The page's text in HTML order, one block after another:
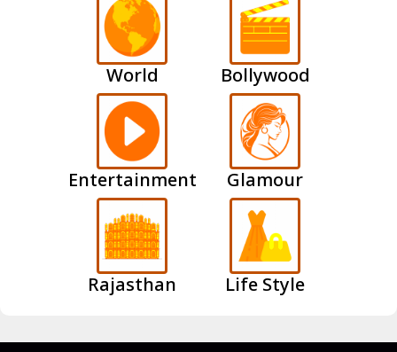
World Bollywood
Entertainment Glamour
Rajasthan Life Style